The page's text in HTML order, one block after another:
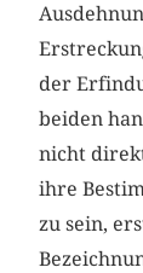
der
beiden
nicht
ihre
zu sein,